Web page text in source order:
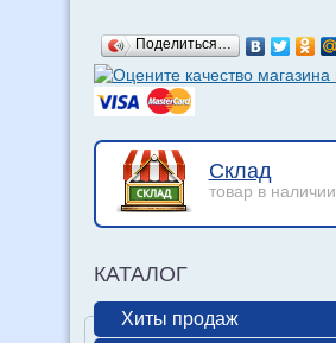
Поделиться…
Склад
товар в наличии
КАТАЛОГ
Хиты продаж